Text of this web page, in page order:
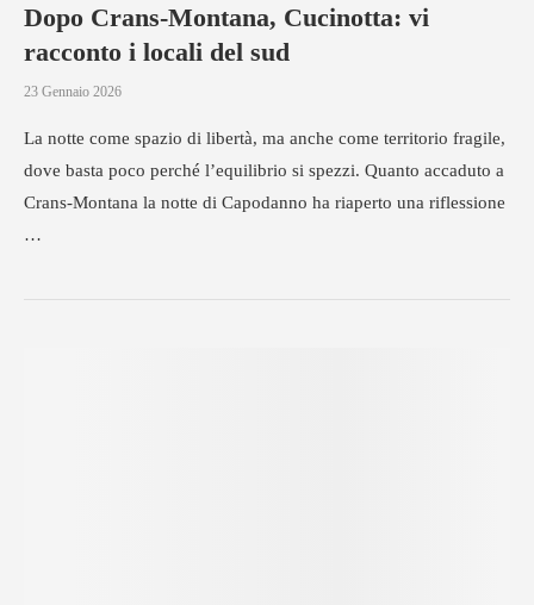
Dopo Crans-Montana, Cucinotta: vi
racconto i locali del sud
23 Gennaio 2026
La notte come spazio di libertà, ma anche come territorio fragile,
dove basta poco perché l’equilibrio si spezzi. Quanto accaduto a
Crans-Montana la notte di Capodanno ha riaperto una riflessione
…